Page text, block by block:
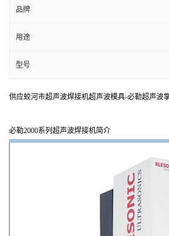
品牌
用途
型号
供应蛟河市超声波焊接机超声波模具-必勒超声波
必勒2000系列超声波焊接机简介